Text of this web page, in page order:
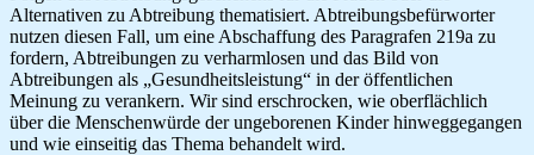
Alternativen zu Abtreibung thematisiert. Abtreibungsbefürworter
nutzen diesen Fall, um eine Abschaffung des Paragrafen 219a zu
fordern, Abtreibungen zu verharmlosen und das Bild von
Abtreibungen als „Gesundheitsleistung“ in der öffentlichen
Meinung zu verankern. Wir sind erschrocken, wie oberflächlich
über die Menschenwürde der ungeborenen Kinder hinweggegangen
und wie einseitig das Thema behandelt wird.